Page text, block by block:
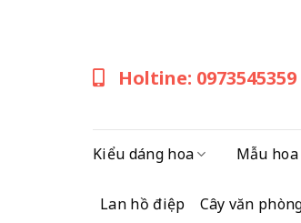
Holtine: 0973545359
Kiểu dáng hoa Mẫu
Lan hồ điệp Cây văn